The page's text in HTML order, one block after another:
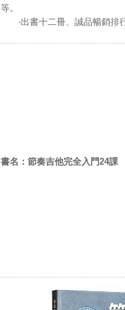
等。
‧出書十二冊、誠品暢銷排
書名：節奏吉他完全入門24課